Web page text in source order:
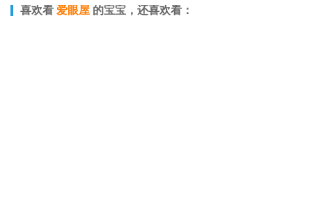
喜欢看 爱眼屋 的宝宝，还喜欢看：